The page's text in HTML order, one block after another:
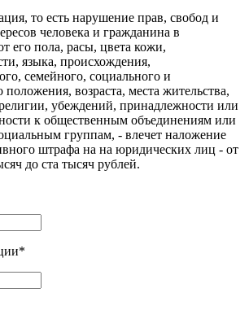
то есть нарушение прав, свобод и
человека и гражданина в
его пола, расы, цвета кожи,
языка, происхождения,
семейного, социального и
положения, возраста, места жительства,
убеждений, принадлежности или
к общественным объединениям или
группам, - влечет наложение
штрафа на на юридических лиц - от
до ста тысяч рублей.
*